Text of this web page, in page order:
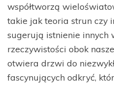
współtworzą
takie jak teoria strun czy
sugerują istnienie innych
rzeczywistości obok
otwiera drzwi do
fascynujących odkryć,